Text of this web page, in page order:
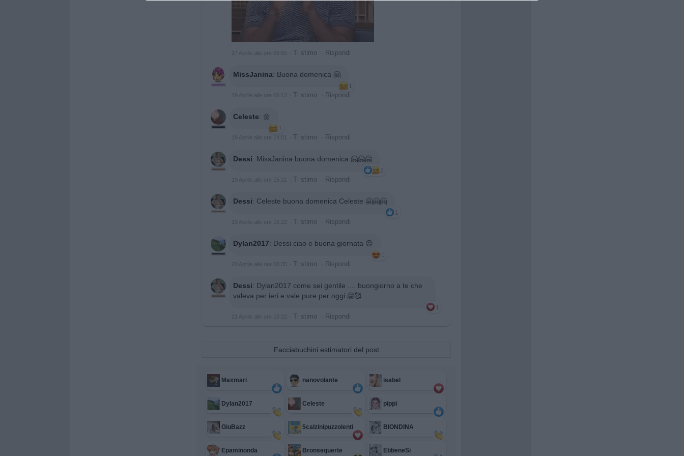
17 Aprile alle ore 06:55 Ti stimo Rispondi
MissJanina: Buona domenica 🤗
1
19 Aprile alle ore 06:13 Ti stimo Rispondi
Celeste: 🌼
1
19 Aprile alle ore 14:01 Ti stimo Rispondi
Dessi: MissJanina buona domenica 🤗🤗🤗
2
19 Aprile alle ore 15:21 Ti stimo Rispondi
Dessi: Celeste buona domenica Celeste 🤗🤗🤗
1
19 Aprile alle ore 15:22 Ti stimo Rispondi
Dylan2017: Dessi ciao e buona giornata 😍
1
20 Aprile alle ore 08:35 Ti stimo Rispondi
Dessi: Dylan2017 come sei gentile .... buongiorno a te che
valeva per ieri e vale pure per oggi 🤗🥰
1
21 Aprile alle ore 10:22 Ti stimo Rispondi
Facciabuchini estimatori del post
Maxmari nanovolante isabel
Dylan2017 Celeste pippi
GiuBazz 5calzinipuzzolenti BIONDINA
Epaminonda Bronsequerte EbbeneSi